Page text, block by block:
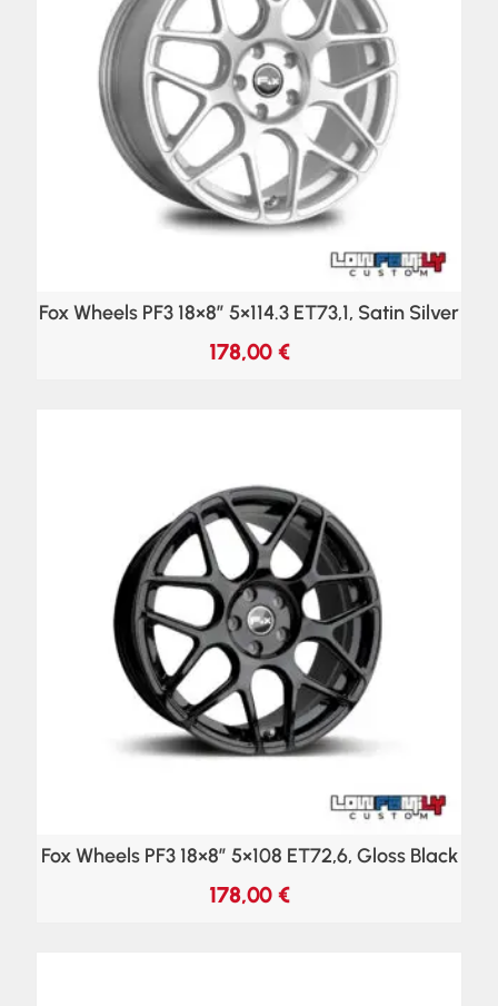
Fox Wheels PF3 18×8″ 5×114.3 ET73,1, Satin Silver
178,00 €
Fox Wheels PF3 18×8″ 5×108 ET72,6, Gloss Black
178,00 €